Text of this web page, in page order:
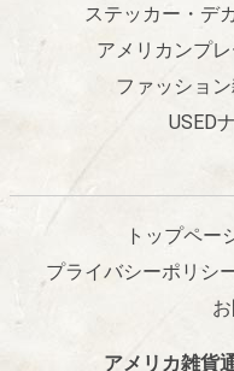
ステッカー・デ
アメリカンプレ
ファッショ
USED
トップペー
プライバシーポリシ
アメリカ雑貨